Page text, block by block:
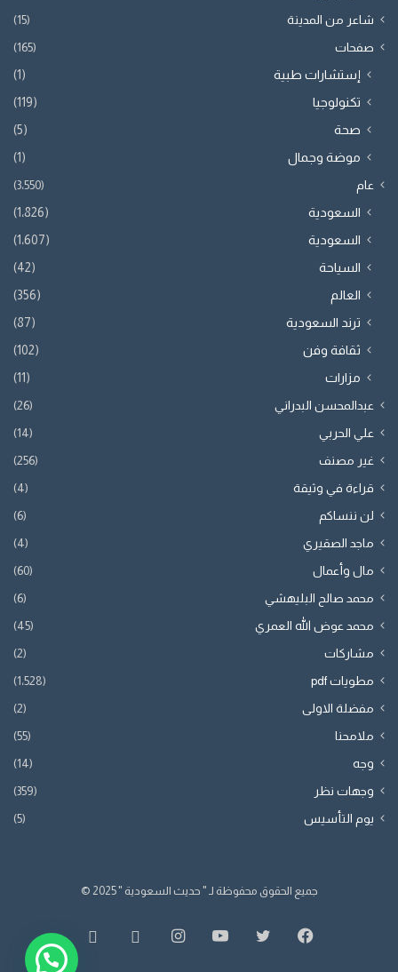
شاعر من المدينة (15)
صفحات (165)
إستشارات طبية
(1)
تكنولوجيا
(119)
صحة
(5)
موضة وجمال
(1)
عام (3٬550)
السعودية
(1٬826)
السعودية
(1٬607)
السياحة
(42)
العالم
(356)
ترند السعودية
(87)
ثقافة وفن
(102)
مزارات
(11)
عبدالمحسن البدراني (26)
علي الحربي (14)
غير مصنف (256)
قراءة في وثيقة (4)
لن ننساكم (6)
ماجد الصقيري (4)
مال وأعمال (60)
محمد صالح البليهشي (6)
محمد عوض الله العمري (45)
مشاركات (2)
مطويات pdf (1٬528)
مفضلة الاولى (2)
ملامحنا (55)
وجه (14)
وجهات نظر (359)
يوم التأسيس (5)
جميع الحقوق محفوظة لـ " حديث السعودية " 2025 ©
فيسبوكتويتر يوتيوبانستقرامSnapChat
whatsapp